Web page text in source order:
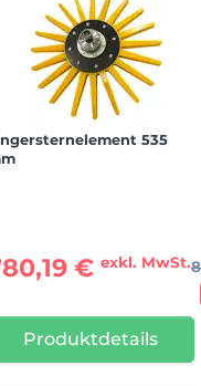
535
€ exkl. MwSt.
Produktdetails